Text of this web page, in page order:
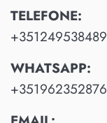
TELEFONE:
+351249538489
WHATSAPP:
+351962352876